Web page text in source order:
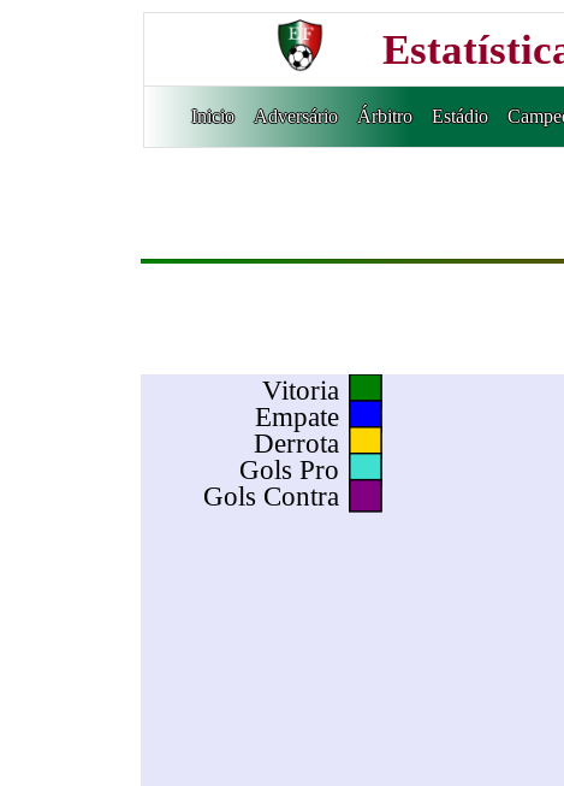
Inicio Adversário Árbitro Estádio
Vitoria
Empate
Derrota
Gols Pro
Gols Contra